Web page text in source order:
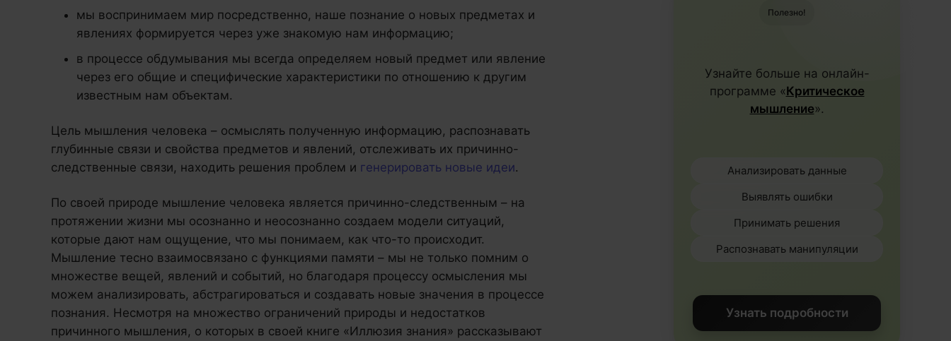
мы воспринимаем мир посредственно, наше познание о новых предметах и
явлениях формируется через уже знакомую нам информацию;
в процессе обдумывания мы всегда определяем новый предмет или явление
через его общие и специфические характеристики по отношению к другим
известным нам объектам.
Цель мышления человека – осмыслять полученную информацию, распознавать
глубинные связи и свойства предметов и явлений, отслеживать их причинно-
следственные связи, находить решения проблем и генерировать новые идеи.
По своей природе мышление человека является причинно-следственным – на
протяжении жизни мы осознанно и неосознанно создаем модели ситуаций,
которые дают нам ощущение, что мы понимаем, как что-то происходит.
Мышление тесно взаимосвязано с функциями памяти – мы не только помним о
множестве вещей, явлений и событий, но благодаря процессу осмысления мы
можем анализировать, абстрагироваться и создавать новые значения в процессе
познания. Несмотря на множество ограничений природы и недостатков
причинного мышления, о которых в своей книге «Иллюзия знания» рассказывают
Полезно!
Узнайте больше на онлайн-
программе «Критическое
мышление».
Анализировать данные
Выявлять ошибки
Принимать решения
Распознавать манипуляции
Узнать подробности